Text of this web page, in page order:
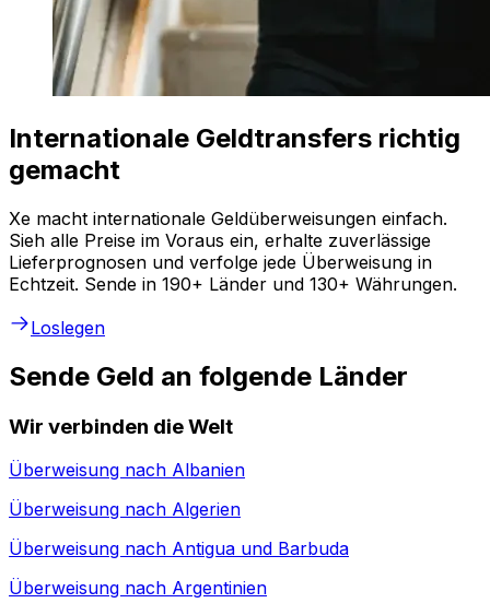
Internationale Geldtransfers richtig
gemacht
Xe macht internationale Geldüberweisungen einfach.
Sieh alle Preise im Voraus ein, erhalte zuverlässige
Lieferprognosen und verfolge jede Überweisung in
Echtzeit. Sende in 190+ Länder und 130+ Währungen.
Loslegen
Sende Geld an folgende Länder
Wir verbinden die Welt
Überweisung nach Albanien
Überweisung nach Algerien
Überweisung nach Antigua und Barbuda
Überweisung nach Argentinien